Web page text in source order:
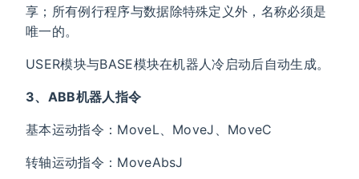
享；所有例行程序与数据除特殊定义外，名称必须是
唯一的。
USER模块与BASE模块在机器人冷启动后自动生成。
3、ABB机器人指令
基本运动指令：MoveL、MoveJ、MoveC
转轴运动指令：MoveAbsJ